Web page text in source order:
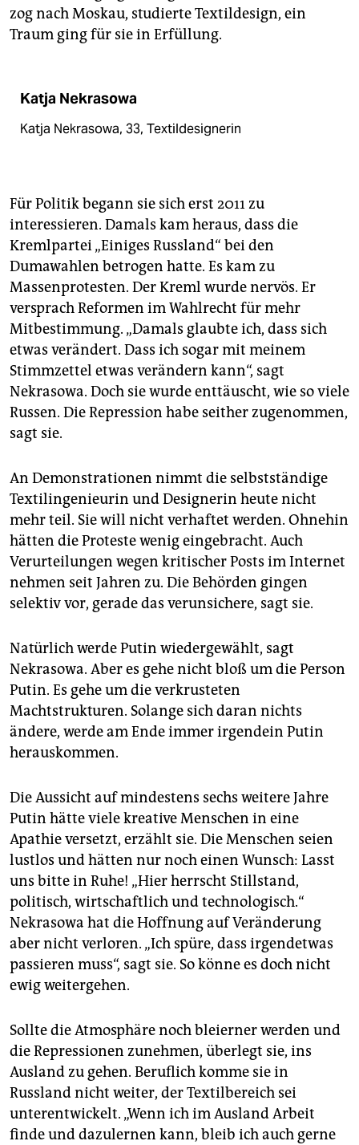
zog nach Moskau, studierte Textildesign, ein
Traum ging für sie in Erfüllung.
Katja Nekrasowa
Katja Nekrasowa, 33, Textildesignerin
Für Politik begann sie sich erst 2011 zu
interessieren. Damals kam heraus, dass die
Kremlpartei „Einiges Russland“ bei den
Dumawahlen betrogen hatte. Es kam zu
Massenprotesten. Der Kreml wurde nervös. Er
versprach Reformen im Wahlrecht für mehr
Mitbestimmung. „Damals glaubte ich, dass sich
etwas verändert. Dass ich sogar mit meinem
Stimmzettel etwas verändern kann“, sagt
Nekrasowa. Doch sie wurde enttäuscht, wie so viele
Russen. Die Repression habe seither zugenommen,
sagt sie.
An Demonstrationen nimmt die selbstständige
Textilingenieurin und Designerin heute nicht
mehr teil. Sie will nicht verhaftet werden. Ohnehin
hätten die Proteste wenig eingebracht. Auch
Verurteilungen wegen kritischer Posts im Internet
nehmen seit Jahren zu. Die Behörden gingen
selektiv vor, gerade das verunsichere, sagt sie.
Natürlich werde Putin wiedergewählt, sagt
Nekrasowa. Aber es gehe nicht bloß um die Person
Putin. Es gehe um die verkrusteten
Machtstrukturen. Solange sich daran nichts
ändere, werde am Ende immer irgendein Putin
herauskommen.
Die Aussicht auf mindestens sechs weitere Jahre
Putin hätte viele kreative Menschen in eine
Apathie versetzt, erzählt sie. Die Menschen seien
lustlos und hätten nur noch einen Wunsch: Lasst
uns bitte in Ruhe! „Hier herrscht Stillstand,
politisch, wirtschaftlich und technologisch.“
Nekrasowa hat die Hoffnung auf Veränderung
aber nicht verloren. „Ich spüre, dass irgendetwas
passieren muss“, sagt sie. So könne es doch nicht
ewig weitergehen.
Sollte die Atmosphäre noch bleierner werden und
die Repressionen zunehmen, überlegt sie, ins
Ausland zu gehen. Beruflich komme sie in
Russland nicht weiter, der Textilbereich sei
unterentwickelt. „Wenn ich im Ausland Arbeit
finde und dazulernen kann, bleib ich auch gerne